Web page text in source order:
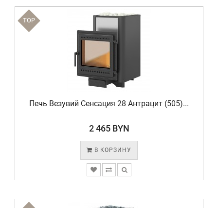
TOP
Печь Везувий Сенсация 28 Антрацит (505)...
2 465 BYN
В КОРЗИНУ